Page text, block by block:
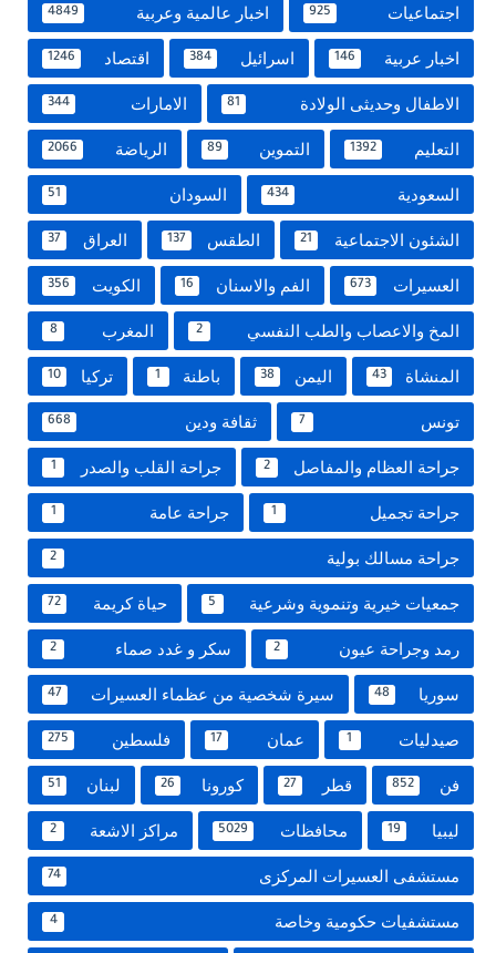
اجتماعيات 925 اخبار عالمية وعربية 4849
اخبار عربية 146 اسرائيل 384 اقتصاد 1246
الاطفال وحديثى الولادة 81 الامارات 344
التعليم 1392 التموين 89 الرياضة 2066
السعودية 434 السودان 51
الشئون الاجتماعية 21 الطقس 137 العراق 37
العسيرات 673 الفم والاسنان 16 الكويت 356
المخ والاعصاب والطب النفسي 2 المغرب 8
المنشاة 43 اليمن 38 باطنة 1 تركيا 10
تونس 7 ثقافة ودين 668
جراحة العظام والمفاصل 2 جراحة القلب والصدر 1
جراحة تجميل 1 جراحة عامة 1
جراحة مسالك بولية 2
جمعيات خيرية وتنموية وشرعية 5 حياة كريمة 72
رمد وجراحة عيون 2 سكر و غدد صماء 2
سوريا 48 سيرة شخصية من عظماء العسيرات 47
صيدليات 1 عمان 17 فلسطين 275
فن 852 قطر 27 كورونا 26 لبنان 51
ليبيا 19 محافظات 5029 مراكز الاشعة 2
مستشفى العسيرات المركزى 74
مستشفيات حكومية وخاصة 4